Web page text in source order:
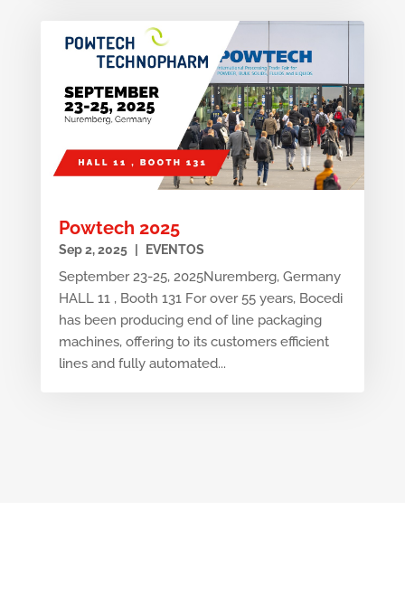
Powtech 2025
Sep 2, 2025 EVENTOS
September 23-25, 2025Nuremberg, Germany
HALL 11 , Booth 131 For over 55 years, Bocedi
has been producing end of line packaging
machines, offering to its customers efficient
lines and fully automated...